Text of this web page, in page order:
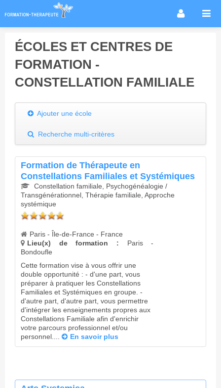
Infos métier
Écoles
ÉCOLES ET CENTRES DE
FORMATION -
CONSTELLATION FAMILIALE
Ajouter une école
Recherche multi-critères
Formation de Thérapeute en
Constellations Familiales et Systémiques
Constellation familiale, Psychogénéalogie /
Transgénérationnel, Thérapie familiale, Approche
systémique
Paris - Île-de-France - France
Lieu(x) de formation : Paris -
Bondoufle
Cette formation vise à vous offrir une
double opportunité : - d'une part, vous
préparer à pratiquer les Constellations
Familiales et Systémiques en groupe. -
d'autre part, d'autre part, vous permettre
d'intégrer les enseignements propres aux
Constellations Familiale afin d'enrichir
votre parcours professionnel et/ou
personnel....
En savoir plus